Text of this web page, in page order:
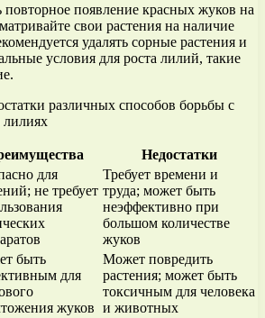
повторное появление красных жуков на
свои растения на наличие
удалять сорные растения и
условия для роста лилий, такие
различных способов борьбы с
Недостатки
для
не требует
Требует времени и
труда; может быть
неэффективно при
большом количестве
жуков
быть
для
жуков
Может повредить
растения; может быть
токсичным для человека
и животных